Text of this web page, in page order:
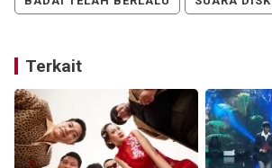
Terkait